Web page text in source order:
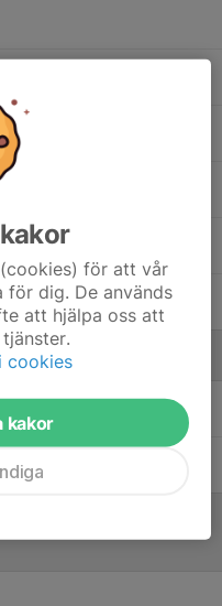
för att vår
för dig. De används
att hjälpa oss att
cookies
kakor